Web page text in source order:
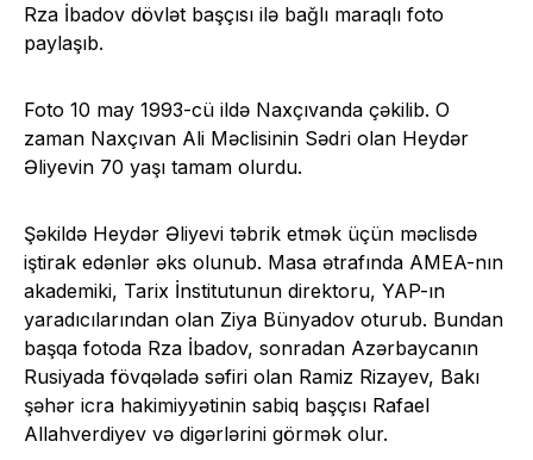
Rza İbadov dövlət başçısı ilə bağlı maraqlı foto
paylaşıb.
Foto 10 may 1993-cü ildə Naxçıvanda çəkilib. O
zaman Naxçıvan Ali Məclisinin Sədri olan Heydər
Əliyevin 70 yaşı tamam olurdu.
Şəkildə Heydər Əliyevi təbrik etmək üçün məclisdə
iştirak edənlər əks olunub. Masa ətrafında AMEA-nın
akademiki, Tarix İnstitutunun direktoru, YAP-ın
yaradıcılarından olan Ziya Bünyadov oturub. Bundan
başqa fotoda Rza İbadov, sonradan Azərbaycanın
Rusiyada fövqəladə səfiri olan Ramiz Rizayev, Bakı
şəhər icra hakimiyyətinin sabiq başçısı Rafael
Allahverdiyev və digərlərini görmək olur.